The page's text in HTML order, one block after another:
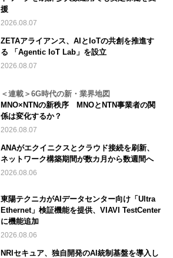
援
2026.08.07
ZETAアライアンス、AIとIoTの共創を推進す
る 「Agentic IoT Lab」を設立
2026.08.07
＜連載＞6G時代の新・業界地図
MNO×NTNの新秩序 MNOとNTN事業者の関
係は変化するか？
2026.08.07
ANAがエクイニクスとクラウド接続を刷新、
ネットワーク構築期間が数カ月から数週間へ
2026.08.06
東陽テクニカがAIデータセンター向け「Ultra
Ethernet」検証機能を提供、VIAVI TestCenter
に機能追加
2026.08.06
NRIセキュア、独自開発のAI統制基盤を導入し